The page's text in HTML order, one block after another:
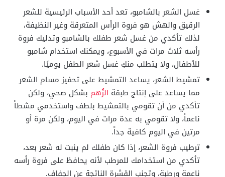
غسل الشعر بالشامبو، تعد أحد الأسباب الرئيسية للشعر
الرقيق والهش هو فروة الرأس المتعرقة وغير النظيفة،
لذلك تأكدي من غسل شعر طفلك بالشامبو وتدليك فروة
رأسه ثلاث مرات في الأسبوع، ويمكنك استخدام شامبو
للأطفال، ولا يتطلب منكِ غسل شعر الطفل يوميًا.
تمشيط الشعر، يساعد التمشيط على تحفيز مسام الشعر
مما يساعد على إنتاج طبقة الزُهم بشكل صحي، ولكن
تأكدي من أن تقومي بالتمشيط بلطف واستخدمي مشطاً
ناعماً، ولا تقومي به عدة مرات في اليوم، ولكن مرة أو
مرتين في اليوم كافية جداً.
ترطيب فروة الشعر، إذا كان طفلك لم ينبت له شعر بعد،
تأكدي من استخدامك للمرطب لأنه يحافظ على فروة رأسه
ناعمة ورطبة، وتجنب القشرة الناتجة عن الجفاف.